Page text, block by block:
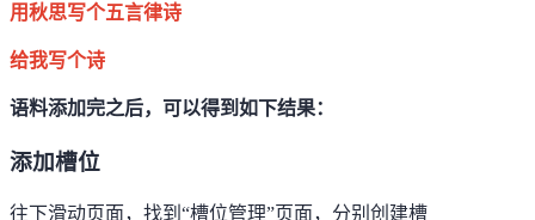
用秋思写个五言律诗
给我写个诗
语料添加完之后，可以得到如下结果：
添加槽位
往下滑动页面，找到 “槽位管理”页面，分别创建槽